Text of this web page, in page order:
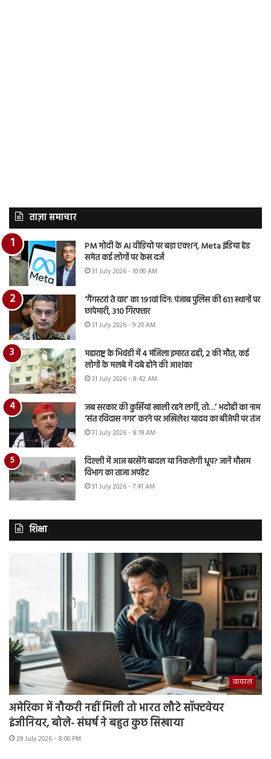
ताज़ा समाचार
PM मोदी के AI वीडियो पर बड़ा एक्शन, Meta इंडिया हेड
समेत कई लोगों पर केस दर्ज
31 July 2026 - 10:00 AM
‘गैंगस्टरां ते वार’ का 191वां दिन: पंजाब पुलिस की 611 स्थानों पर
छापेमारी, 310 गिरफ्तार
31 July 2026 - 9:20 AM
महाराष्ट्र के भिवंडी में 4 मंजिला इमारत ढही, 2 की मौत, कई
लोगों के मलबे में दबे होने की आशंका
31 July 2026 - 8:42 AM
जब सरकार की कुर्सियां खाली रहने लगीं, तो…’ भदोही का नाम
‘संत रविदास नगर’ करने पर अखिलेश यादव का बीजेपी पर तंज
31 July 2026 - 8:19 AM
दिल्ली में आज बरसेंगे बादल या निकलेगी धूप? जानें मौसम
विभाग का ताजा अपडेट
31 July 2026 - 7:41 AM
शिक्षा
वायरल
अमेरिका में नौकरी नहीं मिली तो भारत लौटे सॉफ्टवेयर
इंजीनियर, बोले- संघर्ष ने बहुत कुछ सिखाया
29 July 2026 - 8:00 PM